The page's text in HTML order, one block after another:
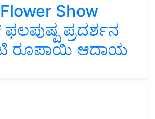
Show
ಪ್ರದರ್ಶನ
ರೂಪಾಯಿ ಆದಾಯ